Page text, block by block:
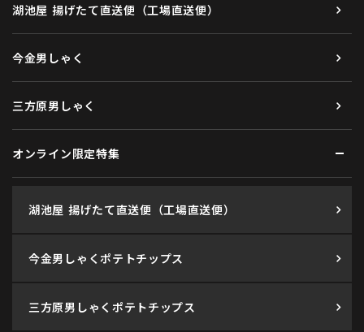
湖池屋 揚げたて直送便（工場直送便）
今金男しゃく
三方原男しゃく
オンライン限定特集
湖池屋 揚げたて直送便（工場直送便）
今金男しゃくポテトチップス
三方原男しゃくポテトチップス